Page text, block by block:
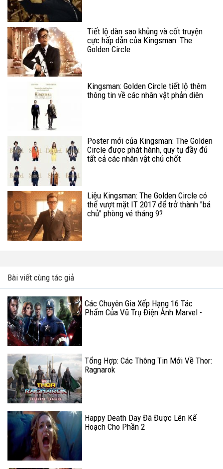
Tiết lộ dàn sao khủng và cốt truyện
cực hấp dẫn của Kingsman: The
Golden Circle
Kingsman: Golden Circle tiết lộ thêm
thông tin về các nhân vật phản diên
Poster mới của Kingsman: The Golden
Circle được phát hành, quy tụ đầy đủ
tất cả các nhân vật chủ chốt
Liệu Kingsman: The Golden Circle có
thể vượt mặt IT 2017 để trở thành "bá
chủ" phòng vé tháng 9?
Bài viết cùng tác giả
Các Chuyên Gia Xếp Hạng 16 Tác
Phẩm Của Vũ Trụ Điện Ảnh Marvel -
Tổng Hợp: Các Thông Tin Mới Về Thor:
Ragnarok
Happy Death Day Đã Được Lên Kế
Hoạch Cho Phần 2